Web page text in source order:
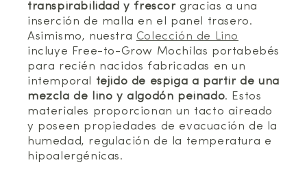
transpirabilidad y frescorgracias a una
inserción de malla en el panel trasero.
Asimismo, nuestra Colección de Lino
incluye Free-to-Grow Mochilas portabebés
para recién nacidos fabricadas en un
intemporal tejido de espiga a partir de una
mezcla de lino y algodón peinado. Estos
materiales proporcionan un tacto aireado
y poseen propiedades de evacuación de la
humedad, regulación de la temperatura e
hipoalergénicas.